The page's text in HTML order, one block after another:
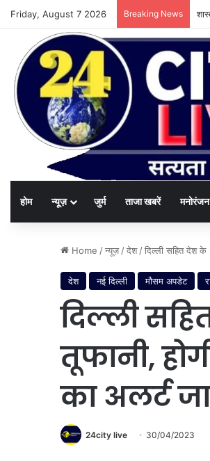
Friday, August 7 2026 Breaking News
होम न्यूज़ जुर्म ताजा खबरें मनोरंजन
Home /न्यूज़/देश/दिल्ली सहित देश के
देश नई दिल्ली मौसम अपडेट
दिल्ली
तूफानी,
का अलर्ट
24city live 30/04/2023